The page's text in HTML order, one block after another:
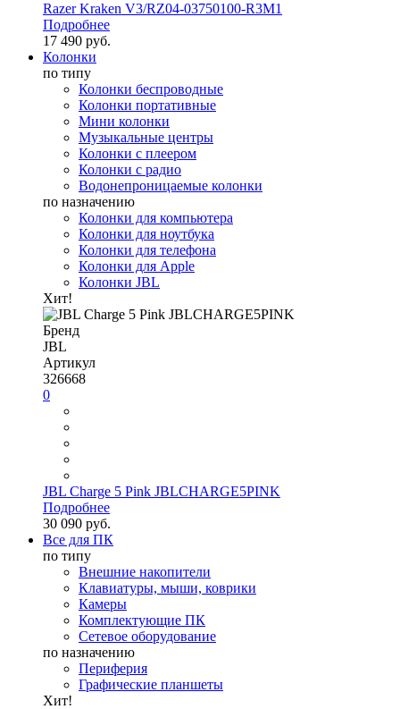
Razer Kraken V3/RZ04-03750100-R3M1
Подробнее
17 490 руб.
Колонки
по типу
Колонки беспроводные
Колонки портативные
Мини колонки
Музыкальные центры
Колонки с плеером
Колонки с радио
Водонепроницаемые колонки
по назначению
Колонки для компьютера
Колонки для ноутбука
Колонки для телефона
Колонки для Apple
Колонки JBL
Хит!
Бренд
JBL
Артикул
326668
0
JBL Charge 5 Pink JBLCHARGE5PINK
Подробнее
30 090 руб.
Все для ПК
по типу
Внешние накопители
Клавиатуры, мыши, коврики
Камеры
Комплектующие ПК
Сетевое оборудование
по назначению
Периферия
Графические планшеты
Хит!